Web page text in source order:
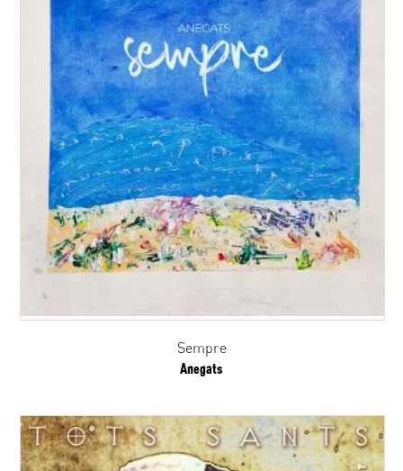
Sempre
Anegats